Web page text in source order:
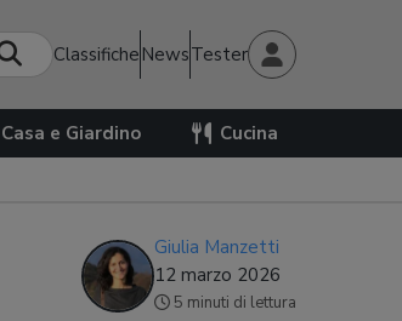
Classifiche NewsTester
Casa e Giardino Cucina
Giulia Manzetti
12 marzo 2026
5 minuti di lettura